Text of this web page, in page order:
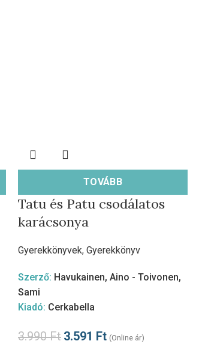
TOVÁBB
Tatu és Patu csodálatos
karácsonya
Gyerekkönyvek, Gyerekkönyv
Szerző: Havukainen, Aino - Toivonen,
Sami
Kiadó: Cerkabella
3.990Ft 3.591 Ft (Online ár)